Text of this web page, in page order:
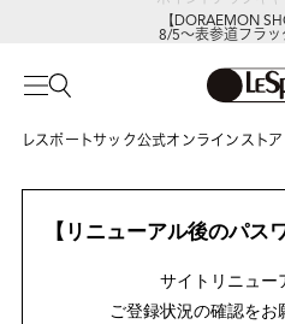
【DORAEMON
8/5～表参道フラッ
レスポートサック公式オンラインストア
【リニューアル後のパス
サイトリニュー
ご登録状況の確認をお